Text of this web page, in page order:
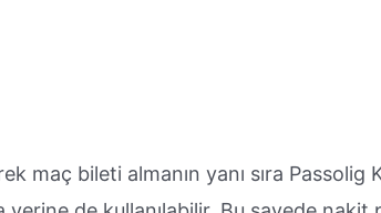
maç bileti almanın yanı sıra Passolig